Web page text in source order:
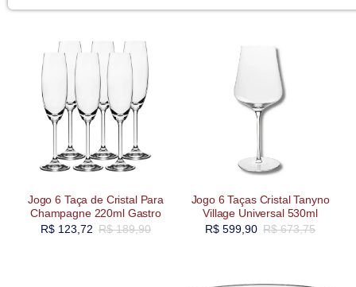
Jogo 6 Taça de Cristal Para
Champagne 220ml Gastro
R$189,90
R$123,72
Jogo 6 Taças Cristal Tanyno
Village Universal 530ml
R$673,75
R$599,90